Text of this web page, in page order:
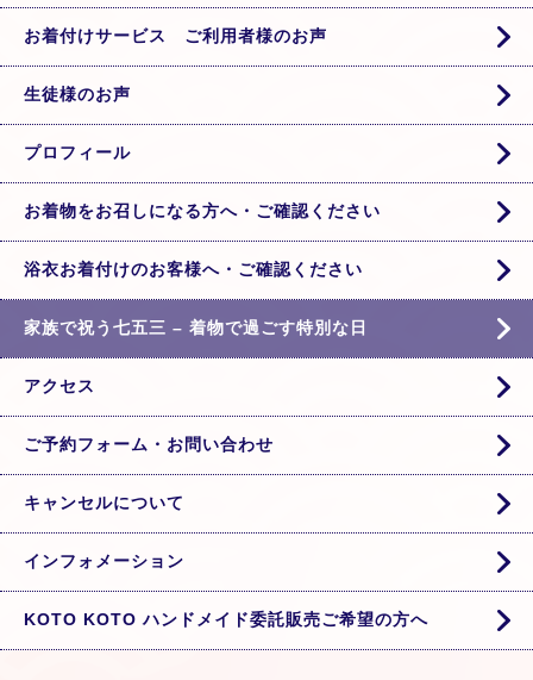
お着付けサービス ご利用者様のお声
生徒様のお声
プロフィール
お着物をお召しになる方へ・ご確認ください
浴衣お着付けのお客様へ・ご確認ください
家族で祝う七五三 – 着物で過ごす特別な日
アクセス
ご予約フォーム・お問い合わせ
キャンセルについて
インフォメーション
KOTO KOTO ハンドメイド委託販売ご希望の方へ